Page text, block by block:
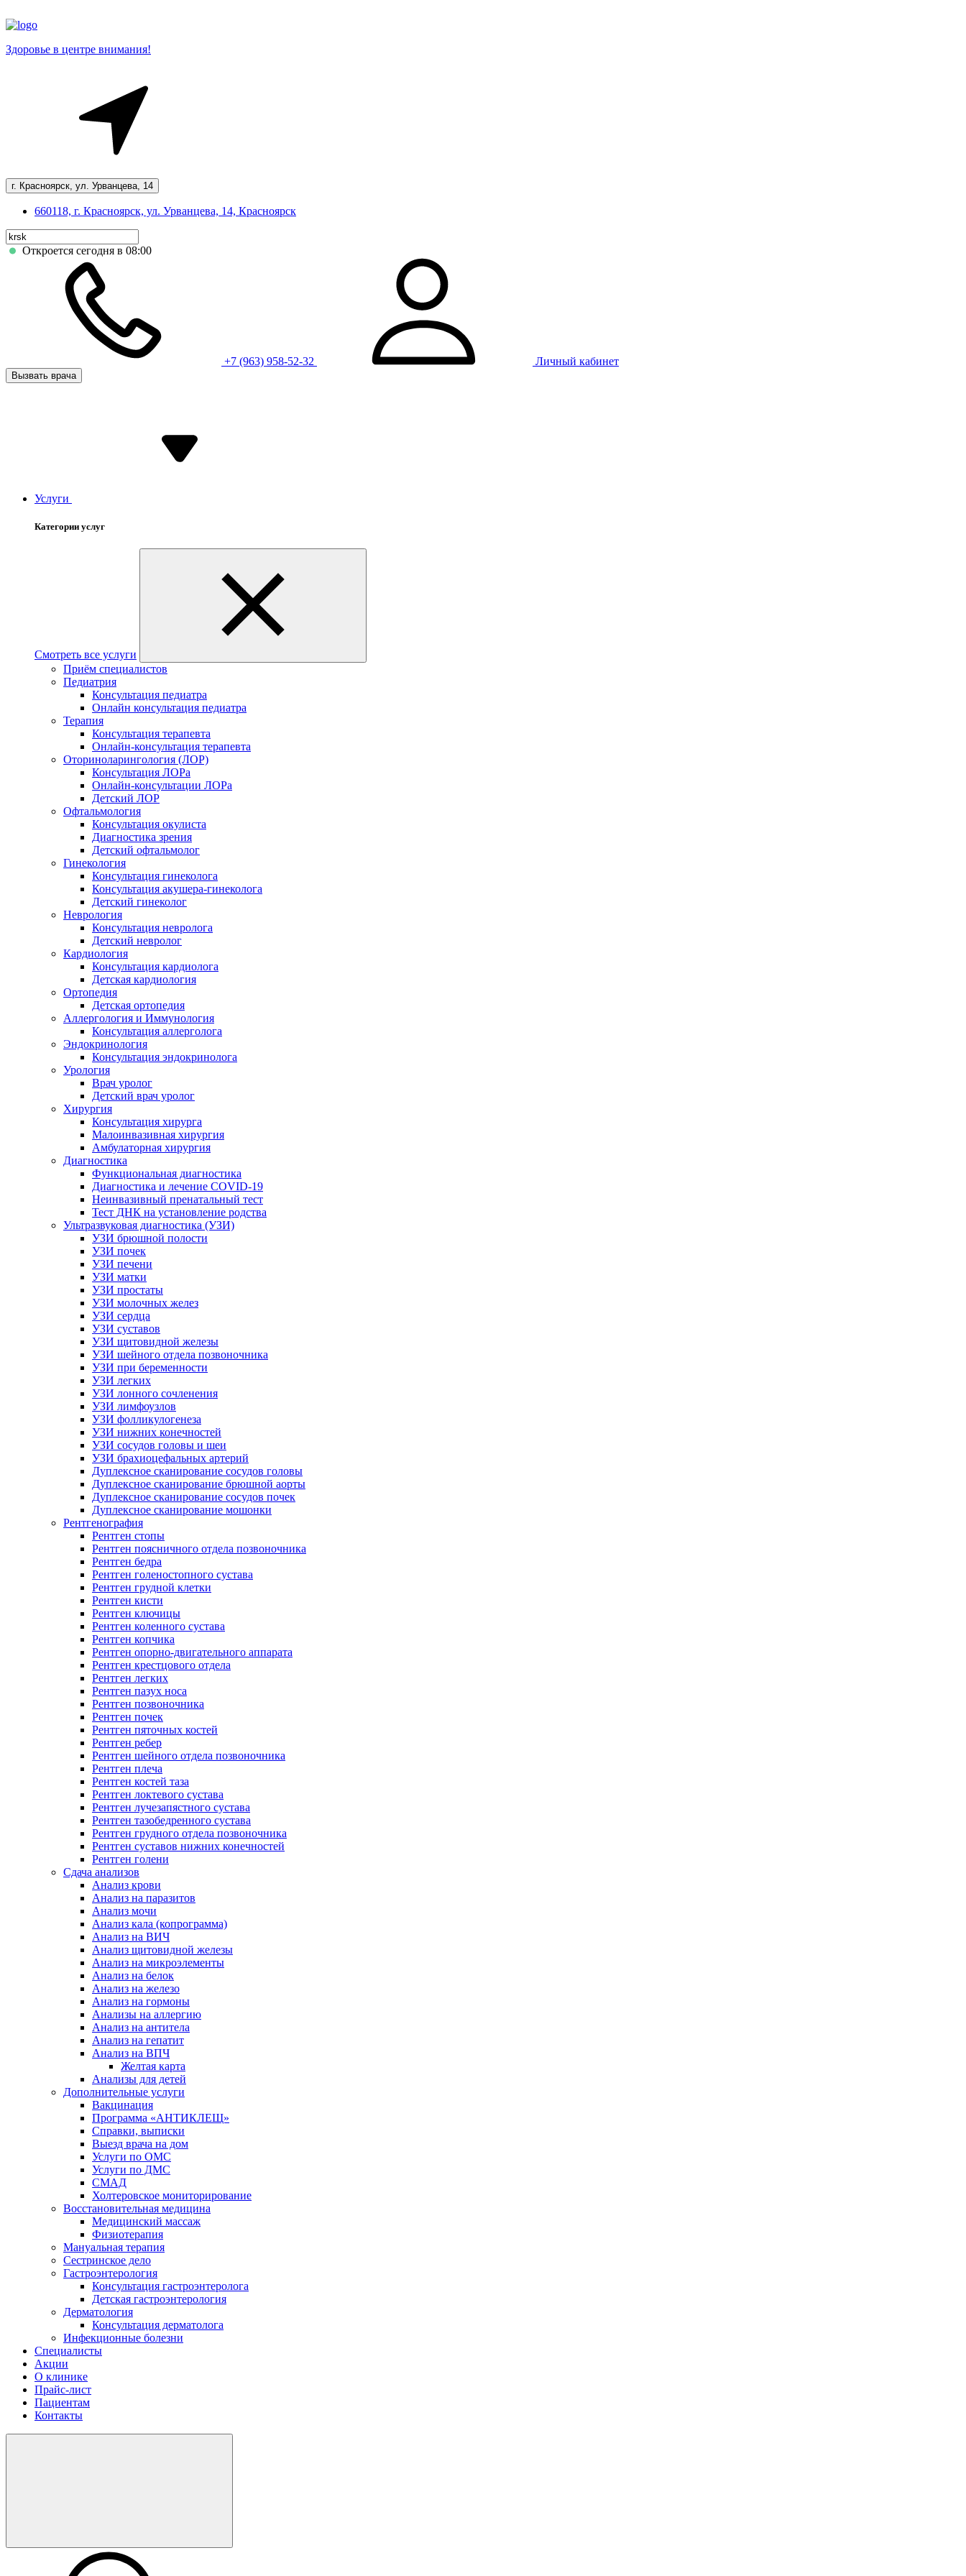
Здоровье в центре внимания!
г. Красноярск, ул. Урванцева, 14
660118, г. Красноярск, ул. Урванцева, 14, Красноярск
Откроется сегодня в 08:00
+7 (963) 958-52-32 Личный кабинет
Вызвать врача
Услуги
Категории услуг
Смотреть все услуги
Приём специалистов
Педиатрия
Консультация педиатра
Онлайн консультация педиатра
Терапия
Консультация терапевта
Онлайн-консультация терапевта
Оториноларингология (ЛОР)
Консультация ЛОРа
Онлайн-консультации ЛОРа
Детский ЛОР
Офтальмология
Консультация окулиста
Диагностика зрения
Детский офтальмолог
Гинекология
Консультация гинеколога
Консультация акушера-гинеколога
Детский гинеколог
Неврология
Консультация невролога
Детский невролог
Кардиология
Консультация кардиолога
Детская кардиология
Ортопедия
Детская ортопедия
Аллергология и Иммунология
Консультация аллерголога
Эндокринология
Консультация эндокринолога
Урология
Врач уролог
Детский врач уролог
Хирургия
Консультация хирурга
Малоинвазивная хирургия
Амбулаторная хирургия
Диагностика
Функциональная диагностика
Диагностика и лечение COVID-19
Неинвазивный пренатальный тест
Тест ДНК на установление родства
Ультразвуковая диагностика (УЗИ)
УЗИ брюшной полости
УЗИ почек
УЗИ печени
УЗИ матки
УЗИ простаты
УЗИ молочных желез
УЗИ сердца
УЗИ суставов
УЗИ щитовидной железы
УЗИ шейного отдела позвоночника
УЗИ при беременности
УЗИ легких
УЗИ лонного сочленения
УЗИ лимфоузлов
УЗИ фолликулогенеза
УЗИ нижних конечностей
УЗИ сосудов головы и шеи
УЗИ брахиоцефальных артерий
Дуплексное сканирование сосудов головы
Дуплексное сканирование брюшной аорты
Дуплексное сканирование сосудов почек
Дуплексное сканирование мошонки
Рентгенография
Рентген стопы
Рентген поясничного отдела позвоночника
Рентген бедра
Рентген голеностопного сустава
Рентген грудной клетки
Рентген кисти
Рентген ключицы
Рентген коленного сустава
Рентген копчика
Рентген опорно-двигательного аппарата
Рентген крестцового отдела
Рентген легких
Рентген пазух носа
Рентген позвоночника
Рентген почек
Рентген пяточных костей
Рентген ребер
Рентген шейного отдела позвоночника
Рентген плеча
Рентген костей таза
Рентген локтевого сустава
Рентген лучезапястного сустава
Рентген тазобедренного сустава
Рентген грудного отдела позвоночника
Рентген суставов нижних конечностей
Рентген голени
Сдача анализов
Анализ крови
Анализ на паразитов
Анализ мочи
Анализ кала (копрограмма)
Анализ на ВИЧ
Анализ щитовидной железы
Анализ на микроэлементы
Анализ на белок
Анализ на железо
Анализ на гормоны
Анализы на аллергию
Анализ на антитела
Анализ на гепатит
Анализ на ВПЧ
Желтая карта
Анализы для детей
Дополнительные услуги
Вакцинация
Программа «АНТИКЛЕЩ»
Справки, выписки
Выезд врача на дом
Услуги по ОМС
Услуги по ДМС
СМАД
Холтеровское мониторирование
Восстановительная медицина
Медицинский массаж
Физиотерапия
Мануальная терапия
Сестринское дело
Гастроэнтерология
Консультация гастроэнтеролога
Детская гастроэнтерология
Дерматология
Консультация дерматолога
Инфекционные болезни
Специалисты
Акции
О клинике
Прайс-лист
Пациентам
Контакты